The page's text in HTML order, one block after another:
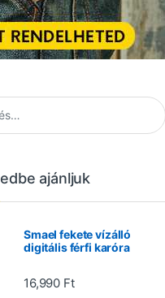
ajánljuk
Smael fekete vízálló
digitális férfi karóra
16,990 Ft